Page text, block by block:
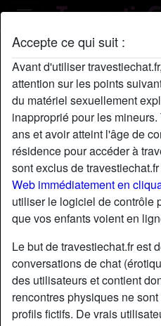
Accepte ce qui suit :
Avant d'utiliser
attention sur les points
du matériel sexuellement
inapproprié pour les
ans et avoir atteint l'âge de
résidence pour accéder à
sont exclus de
Web immédiatement en
utiliser le logiciel de contrôle
que vos enfants voient en
Le but de travestiechat.fr est
conversations de chat
des utilisateurs et contient
rencontres physiques ne
profils fictifs. De vrais
Profil de
starAjouter